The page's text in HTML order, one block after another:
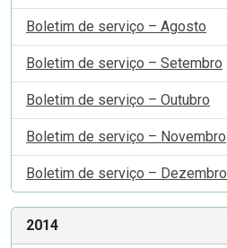
Boletim de serviço – Agosto
Boletim de serviço – Setembro
Boletim de serviço – Outubro
Boletim de serviço – Novembro
Boletim de serviço – Dezembro
2014